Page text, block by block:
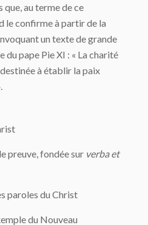
au terme de ce
le confirme à partir de la
un texte de grande
du pape Pie XI : « La charité
à établir la paix
preuve, fondée sur verba et
paroles du Christ
du Nouveau